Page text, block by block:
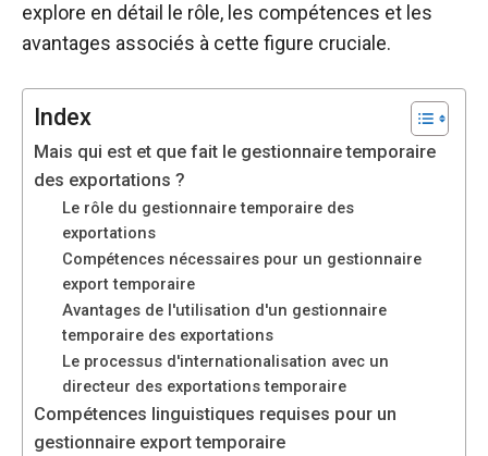
explore en détail le rôle, les compétences et les
avantages associés à cette figure cruciale.
Index
Mais qui est et que fait le gestionnaire temporaire
des exportations ?
Le rôle du gestionnaire temporaire des
exportations
Compétences nécessaires pour un gestionnaire
export temporaire
Avantages de l'utilisation d'un gestionnaire
temporaire des exportations
Le processus d'internationalisation avec un
directeur des exportations temporaire
Compétences linguistiques requises pour un
gestionnaire export temporaire
Expérience
fonctionne au
mieux pendant
votre visite. Si
vous refusez
ces cookies,
certaines
fonctionnalités
disparaîtront
du site web.
Marketing
En partageant
vos intérêts et
votre